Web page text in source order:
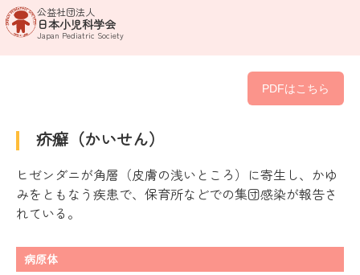
公益社団法人
日本小児科学会
Japan Pediatric Society
PDFはこちら
疥癬（かいせん）
ヒゼンダニが角層（皮膚の浅いところ）に寄生し、かゆ
みをともなう疾患で、保育所などでの集団感染が報告さ
れている。
病原体